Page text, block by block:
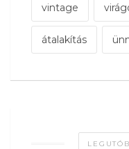
vintage
átalakítás